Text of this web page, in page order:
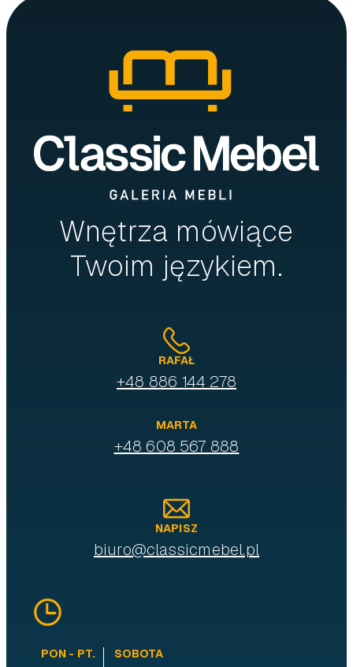
Wnętrza mówiące
Twoim językiem.
RAFAŁ
+48 886 144 278
MARTA
+48 608 567 888
NAPISZ
biuro@classicmebel.pl
PON - PT. SOBOTA